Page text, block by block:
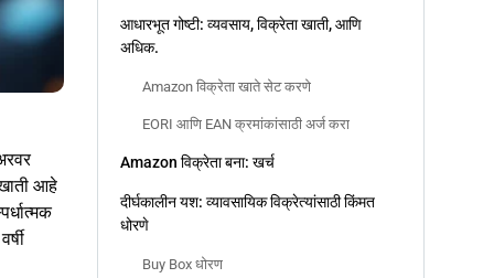
आधारभूत गोष्टी: व्यवसाय, विक्रेता खाती, आणि
अधिक.
Amazon विक्रेता खाते सेट करणे
EORI आणि EAN क्रमांकांसाठी अर्ज करा
Amazon विक्रेता बना: खर्च
दीर्घकालीन यश: व्यावसायिक विक्रेत्यांसाठी किंमत
धोरणे
Buy Box धोरण
आहे